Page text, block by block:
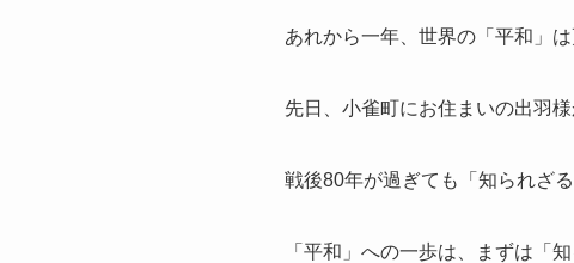
あれから一年、世界の「平和」
先日、小雀町にお住まいの出羽
戦後80年が過ぎても「知られざ
「平和」への一歩は、まずは「